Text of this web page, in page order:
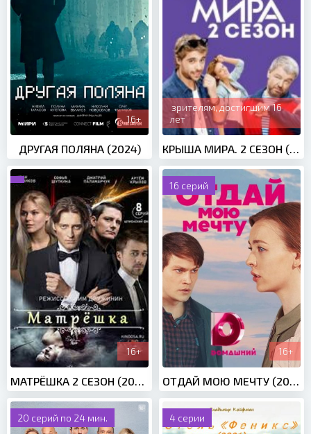
16+
ДРУГАЯ ПОЛЯНА (2024)
зрителям, достигшим 16
лет
КРЫША МИРА. 2 СЕЗОН (2017)
16+
МАТРЁШКА 2 СЕЗОН (2024)
16 серий
16+
ОТДАЙ МОЮ МЕЧТУ (2018)
20 серий по 24 мин. 4 серии